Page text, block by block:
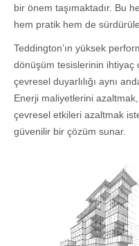
bir önem taşımaktadır. Bu
hem pratik hem de
Teddington’ın yüksek
dönüşüm tesislerinin ihtiyaç
çevresel duyarlılığı aynı
Enerji maliyetlerini
çevresel etkileri azaltmak
güvenilir bir çözüm sunar.